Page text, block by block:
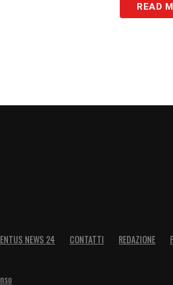
READ
NEWS 24 CONTATTI REDAZIONE